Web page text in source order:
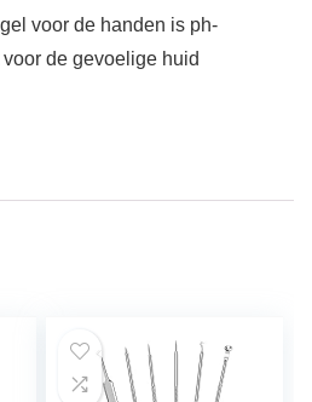
voor de handen is ph-
de gevoelige huid